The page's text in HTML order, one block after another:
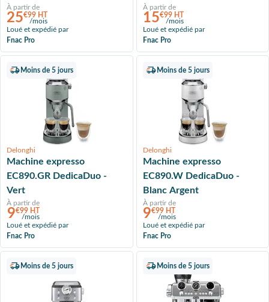
À partir de
25€99 HT
/mois
Loué et expédié par
Fnac Pro
À partir de
15€99 HT
/mois
Loué et expédié par
Fnac Pro
Moins de 5 jours
Delonghi
Machine expresso
EC890.GR DedicaDuo -
Vert
À partir de
9€99 HT
/mois
Loué et expédié par
Fnac Pro
Moins de 5 jours
Delonghi
Machine expresso
EC890.W DedicaDuo -
Blanc Argent
À partir de
9€99 HT
/mois
Loué et expédié par
Fnac Pro
Moins de 5 jours Moins de 5 jours